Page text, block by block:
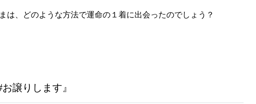
は、どのような方法で運命の１着に出会ったのでしょう？
譲りします』